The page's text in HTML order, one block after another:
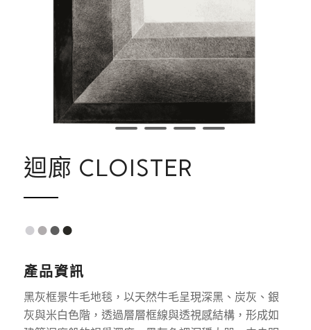
迴廊 CLOISTER
●●●●
產品資訊
黑灰框景牛毛地毯，以天然牛毛呈現深黑、炭灰、銀
灰與米白色階，透過層層框線與透視感結構，形成如